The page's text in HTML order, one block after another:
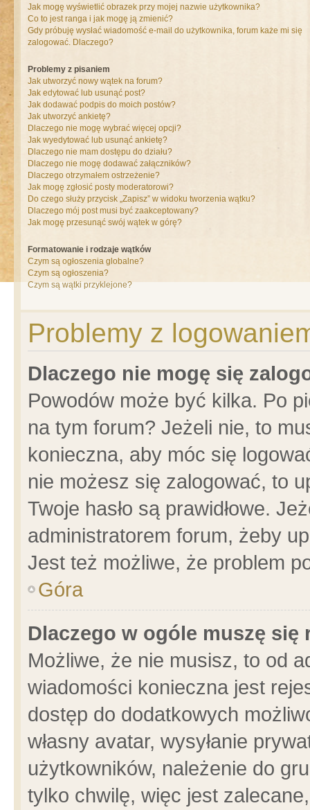
Jak mogę wyświetlić obrazek przy mojej nazwie użytkownika?
Co to jest ranga i jak mogę ją zmienić?
Gdy próbuję wysłać wiadomość e-mail do użytkownika, forum każe mi się
zalogować. Dlaczego?
Problemy z pisaniem
Jak utworzyć nowy wątek na forum?
Jak edytować lub usunąć post?
Jak dodawać podpis do moich postów?
Jak utworzyć ankietę?
Dlaczego nie mogę wybrać więcej opcji?
Jak wyedytować lub usunąć ankietę?
Dlaczego nie mam dostępu do działu?
Dlaczego nie mogę dodawać załączników?
Dlaczego otrzymałem ostrzeżenie?
Jak mogę zgłosić posty moderatorowi?
Do czego służy przycisk „Zapisz” w widoku tworzenia wątku?
Dlaczego mój post musi być zaakceptowany?
Jak mogę przesunąć swój wątek w górę?
Formatowanie i rodzaje wątków
Czym są ogłoszenia globalne?
Czym są ogłoszenia?
Czym są wątki przyklejone?
Problemy z
Dlaczego nie mogę się
Powodów może być kilka. Po
na tym forum? Jeżeli nie, to
konieczna, aby móc się
nie możesz się zalogować, to
Twoje hasło są prawidłowe.
administratorem forum, żeby
Jest też możliwe, że problem
Góra
Dlaczego w ogóle muszę się
Możliwe, że nie musisz, to od
wiadomości konieczna jest
dostęp do dodatkowych
własny avatar, wysyłanie
użytkowników, należenie do
tylko chwilę, więc jest